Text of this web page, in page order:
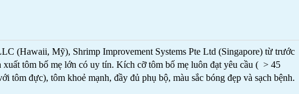
(Hawaii, Mỹ), Shrimp Improvement Systems Pte Ltd (Singapore) từ trước
tôm bố mẹ lớn có uy tín. Kích cỡ tôm bố mẹ luôn đạt yêu cầu ( > 45
tôm đực), tôm khoẻ mạnh, đầy đủ phụ bộ, màu sắc bóng đẹp và sạch bệnh.